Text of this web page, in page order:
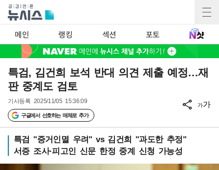
메인 랭킹 섹션 포토
특검, 김건희 보석 반대 의견 제출 예정…재
판 중계도 검토
기사등록 2025/11/05 15:36:09
구글에서 선호하는 매체로 추가
가가
특검 "증거인멸 우려" vs 김건희 "과도한 추정"
서증 조사·피고인 신문 한정 중계 신청 가능성